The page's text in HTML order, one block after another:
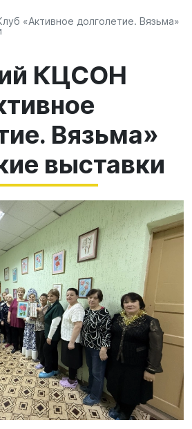
«Активное долголетие. Вязьма»
КЦСОН
Вязьма»
выставки